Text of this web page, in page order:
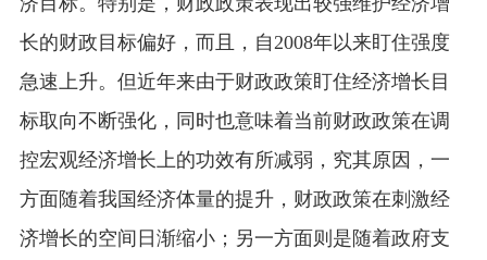
长的财政目标偏好，而且，自 2008年以来盯住强度
急速上升。但近年来由于财政政策盯住经济增长目
标取向不断强化，同时也意味着当前财政政策在调
控宏观经济增长上的功效有所减弱，究其原因， 一
方面随着我国经济体量的提升，财政政策在刺激经
济增长的空间日渐缩小；另一方面则是随着政府支